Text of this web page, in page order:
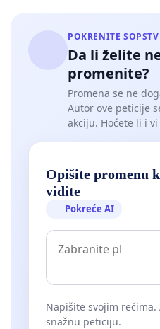
POKRENITE
Da li želite
promenite?
Promena se ne
Autor ove peticije
akciju. Hoćete li i
Opišite promenu
vidite
Pokreće AI
Napišite svojim rečima.
snažnu peticiju.